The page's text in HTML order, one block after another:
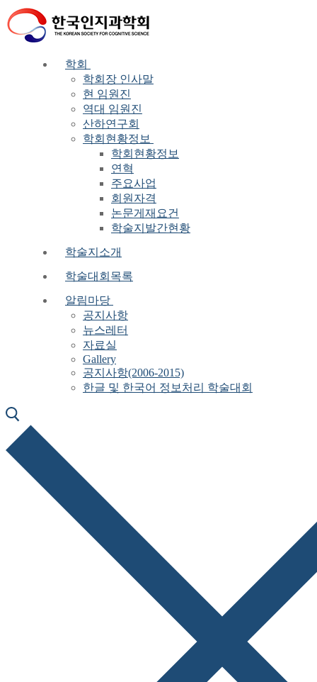
Skip
to
content
Menu
Close
학회
학회장 인사말
현 임원진
역대 임원진
산하연구회
학회현황정보
학회현황정보
연혁
주요사업
회원자격
논문게재요건
학술지발간현황
학술지소개
학술대회목록
알림마당
공지사항
뉴스레터
자료실
Gallery
공지사항(2006-2015)
한글 및 한국어 정보처리 학술대회